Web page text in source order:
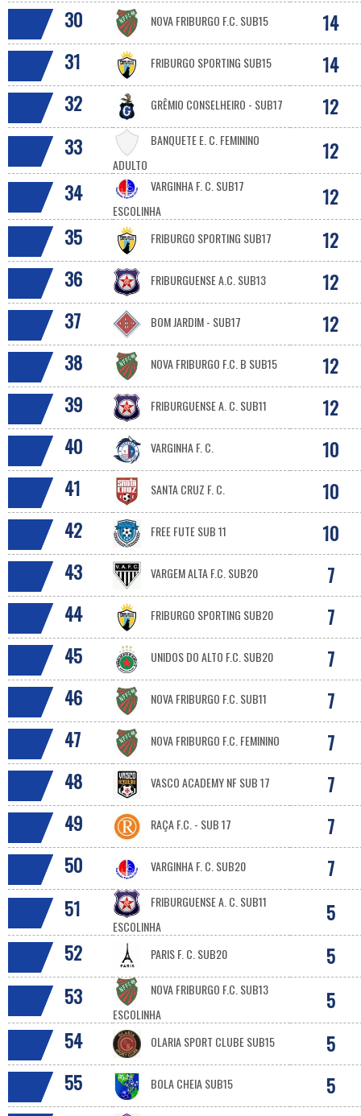
30
NOVA FRIBURGO F.C. SUB15
14
31
FRIBURGO SPORTING SUB15
14
32
GRÊMIO CONSELHEIRO - SUB17
12
33
BANQUETE E. C. FEMININO
ADULTO
12
34
VARGINHA F. C. SUB17
ESCOLINHA
12
35
FRIBURGO SPORTING SUB17
12
36
FRIBURGUENSE A.C. SUB13
12
37
BOM JARDIM - SUB17
12
38
NOVA FRIBURGO F.C. B SUB15
12
39
FRIBURGUENSE A. C. SUB11
12
40
VARGINHA F. C.
10
41
SANTA CRUZ F. C.
10
42
FREE FUTE SUB 11
10
43
VARGEM ALTA F.C. SUB20
7
44
FRIBURGO SPORTING SUB20
7
45
UNIDOS DO ALTO F.C. SUB20
7
46
NOVA FRIBURGO F.C. SUB11
7
47
NOVA FRIBURGO F.C. FEMININO
7
48
VASCO ACADEMY NF SUB 17
7
49
RAÇA F.C. - SUB 17
7
50
VARGINHA F. C. SUB20
7
51
FRIBURGUENSE A. C. SUB11
ESCOLINHA
5
52
PARIS F. C. SUB20
5
53
NOVA FRIBURGO F.C. SUB13
ESCOLINHA
5
54
OLARIA SPORT CLUBE SUB15
5
55
BOLA CHEIA SUB15
5